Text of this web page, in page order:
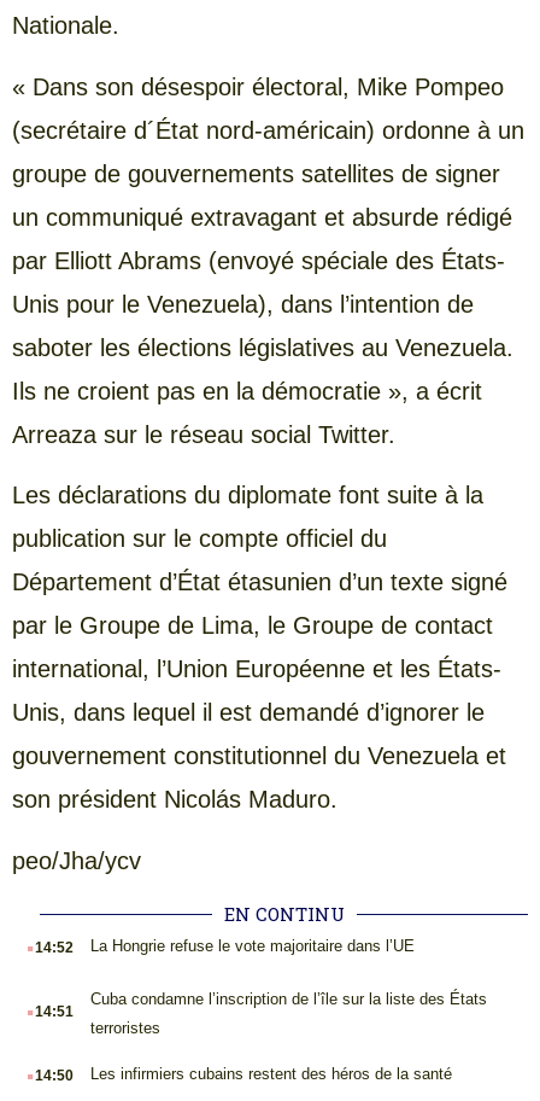
Nationale.
« Dans son désespoir électoral, Mike Pompeo
(secrétaire d´État nord-américain) ordonne à un
groupe de gouvernements satellites de signer
un communiqué extravagant et absurde rédigé
par Elliott Abrams (envoyé spéciale des États-
Unis pour le Venezuela), dans l’intention de
saboter les élections législatives au Venezuela.
Ils ne croient pas en la démocratie », a écrit
Arreaza sur le réseau social Twitter.
Les déclarations du diplomate font suite à la
publication sur le compte officiel du
Département d’État étasunien d’un texte signé
par le Groupe de Lima, le Groupe de contact
international, l’Union Européenne et les États-
Unis, dans lequel il est demandé d’ignorer le
gouvernement constitutionnel du Venezuela et
son président Nicolás Maduro.
peo/Jha/ycv
EN CONTINU
.14:52 La Hongrie refuse le vote majoritaire dans l’UE
.14:51
Cuba condamne l’inscription de l’île sur la liste des États
terroristes
.14:50 Les infirmiers cubains restent des héros de la santé